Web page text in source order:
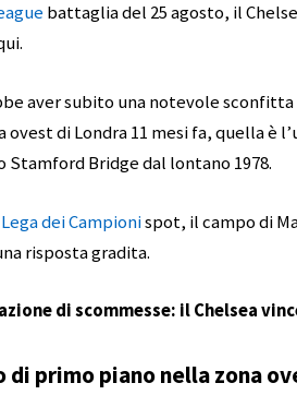
battaglia del 25 agosto, il
aver subito una notevole
ovest di Londra 11 mesi fa, quella è
Bridge dal lontano 1978.
Lega dei Campionispot, il campo di
risposta gradita.
di scommesse: il Chelsea
di primo piano nella zona